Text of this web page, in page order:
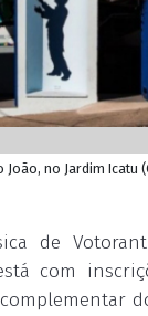
João, no Jardim Icatu
de
com